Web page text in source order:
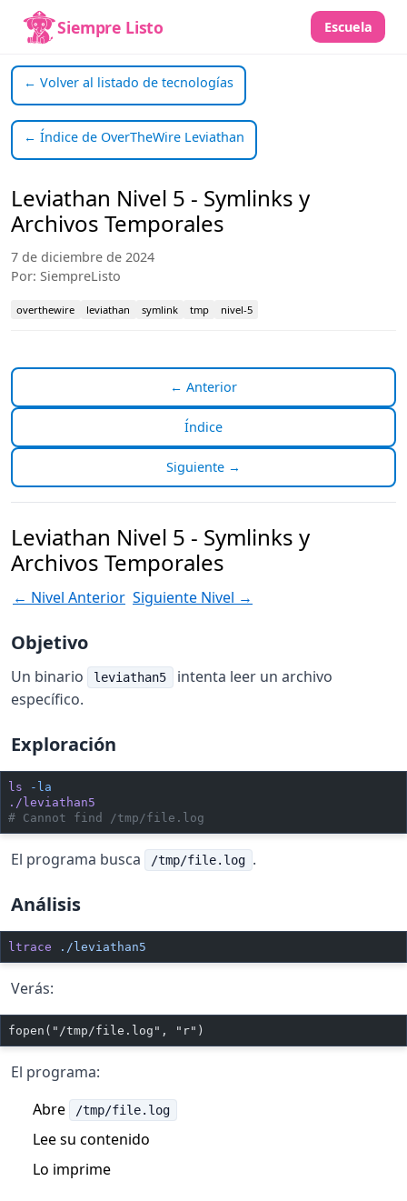
Siempre Listo Escuela
← Volver al listado de tecnologías
← Índice de OverTheWire Leviathan
Leviathan Nivel 5 - Symlinks y
Archivos Temporales
7 de diciembre de 2024
Por: SiempreListo
overthewire leviathan symlink tmp nivel-5
← Anterior
Índice
Siguiente →
Leviathan Nivel 5 - Symlinks y
Archivos Temporales
← Nivel Anterior Siguiente Nivel →
Objetivo
Un binario leviathan5
intenta leer un archivo
específico.
Exploración
ls -la
./leviathan5
# Cannot find /tmp/file.log
El programa busca /tmp/file.log .
Análisis
ltrace ./leviathan5
Verás:
fopen("/tmp/file.log", "r")
El programa:
Abre
/tmp/file.log
Lee su contenido
Lo imprime